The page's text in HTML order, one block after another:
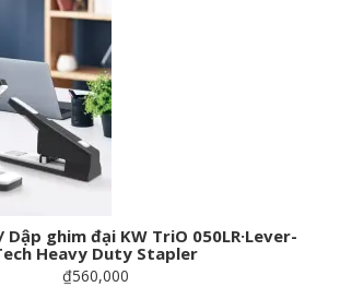
ghim đại KW TriO 050LR·​​​​​​​Lever-
Heavy Duty Stapler
₫560,000